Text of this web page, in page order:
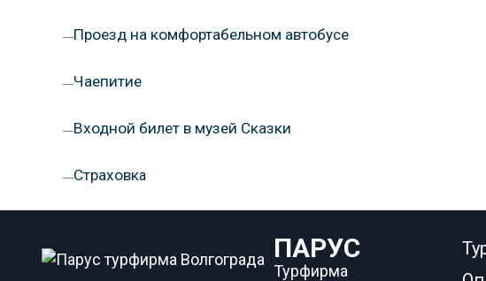
—Проезд на комфортабельном автобусе
—Чаепитие
—Входной билет в музей Сказки
—Страховка
ПАРУС
Турфирма